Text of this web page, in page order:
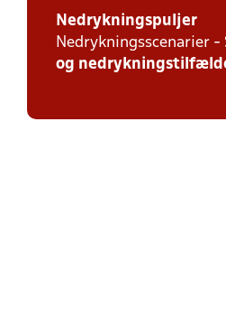
Nedrykningspuljer
Nedrykningsscenarier -
og